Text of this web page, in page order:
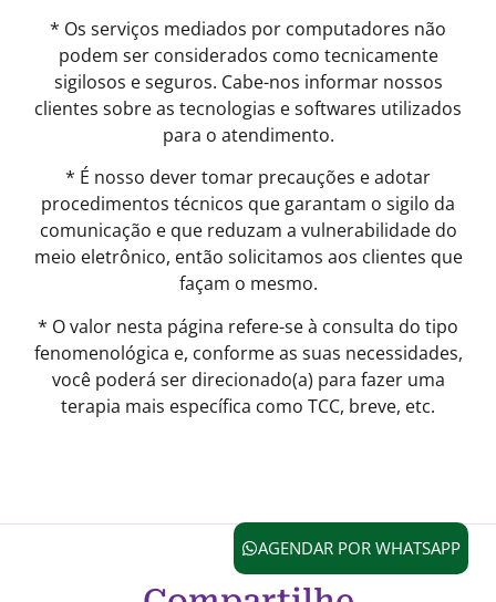
* Os serviços mediados por computadores não
podem ser considerados como tecnicamente
sigilosos e seguros. Cabe-nos informar nossos
clientes sobre as tecnologias e softwares utilizados
para o atendimento.
* É nosso dever tomar precauções e adotar
procedimentos técnicos que garantam o sigilo da
comunicação e que reduzam a vulnerabilidade do
meio eletrônico, então solicitamos aos clientes que
façam o mesmo.
* O valor nesta página refere-se à consulta do tipo
fenomenológica e, conforme as suas necessidades,
você poderá ser direcionado(a) para fazer uma
terapia mais específica como TCC, breve, etc.
AGENDAR POR WHATSAPP